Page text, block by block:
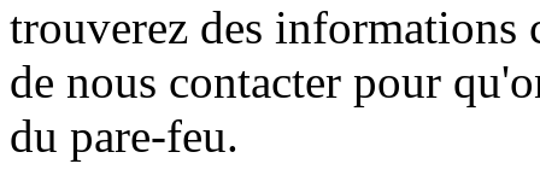
trouverez des informations
de nous contacter pour
du pare-feu.